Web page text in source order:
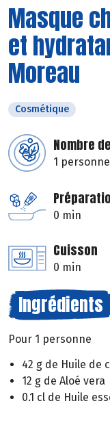
Masque
et
Moreau
Cosmétique
Nombre
1
0 min
Cuisson
0 min
Ingrédients
Pour 1 personne
42 g de Huile de
12 g de Aloé vera
0.1 cl de Huile